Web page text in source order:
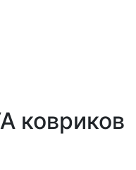
ковриков